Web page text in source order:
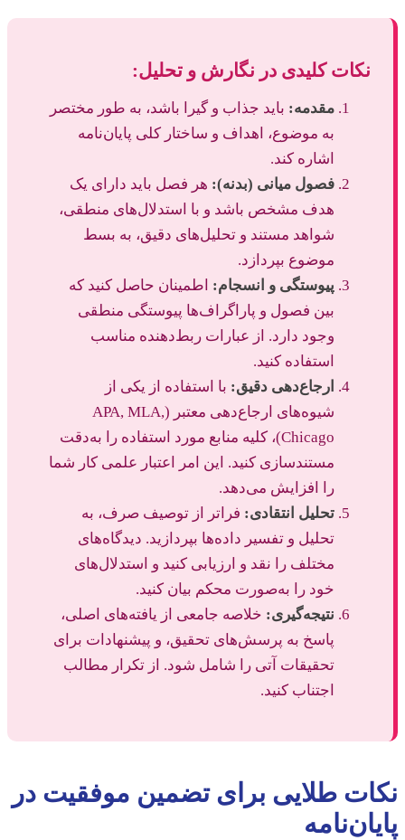
نکات کلیدی در نگارش و تحلیل:
مقدمه: باید جذاب و گیرا باشد، به طور مختصر
به موضوع، اهداف و ساختار کلی پایان‌نامه
اشاره کند.
فصول میانی (بدنه): هر فصل باید دارای یک
هدف مشخص باشد و با استدلال‌های منطقی،
شواهد مستند و تحلیل‌های دقیق، به بسط
موضوع بپردازد.
پیوستگی و انسجام: اطمینان حاصل کنید که
بین فصول و پاراگراف‌ها پیوستگی منطقی
وجود دارد. از عبارات ربط‌دهنده مناسب
استفاده کنید.
ارجاع‌دهی دقیق: با استفاده از یکی از
شیوه‌های ارجاع‌دهی معتبر (APA, MLA,
Chicago)، کلیه منابع مورد استفاده را به‌دقت
مستندسازی کنید. این امر اعتبار علمی کار شما
را افزایش می‌دهد.
تحلیل انتقادی: فراتر از توصیف صرف، به
تحلیل و تفسیر داده‌ها بپردازید. دیدگاه‌های
مختلف را نقد و ارزیابی کنید و استدلال‌های
خود را به‌صورت محکم بیان کنید.
نتیجه‌گیری: خلاصه جامعی از یافته‌های اصلی،
پاسخ به پرسش‌های تحقیق، و پیشنهادات برای
تحقیقات آتی را شامل شود. از تکرار مطالب
اجتناب کنید.
نکات طلایی برای تضمین موفقیت در
پایان‌نامه